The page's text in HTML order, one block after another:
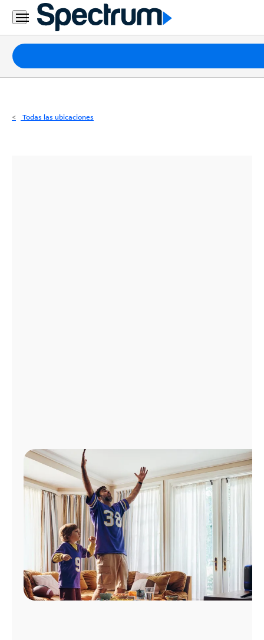
Residencial
Business
Paquetes
Internet
Todas las ubicaciones